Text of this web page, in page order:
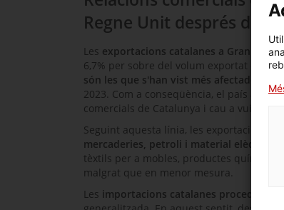
Regne Unit després del
Les exportacions catalanes a Gran
6,7% per sobre del volum exportat el
són les que s'han vist més afectades
2023. Com a conseqüència, el país
comercials de Catalunya i cau a vuitena
Seguint aquesta línia, les exportacions
mercaderies, petroli i material elèctric
.
tèxtils per a mobles, productes químics
malgrat que en menor mesura.
Les importacions catalanes procedents